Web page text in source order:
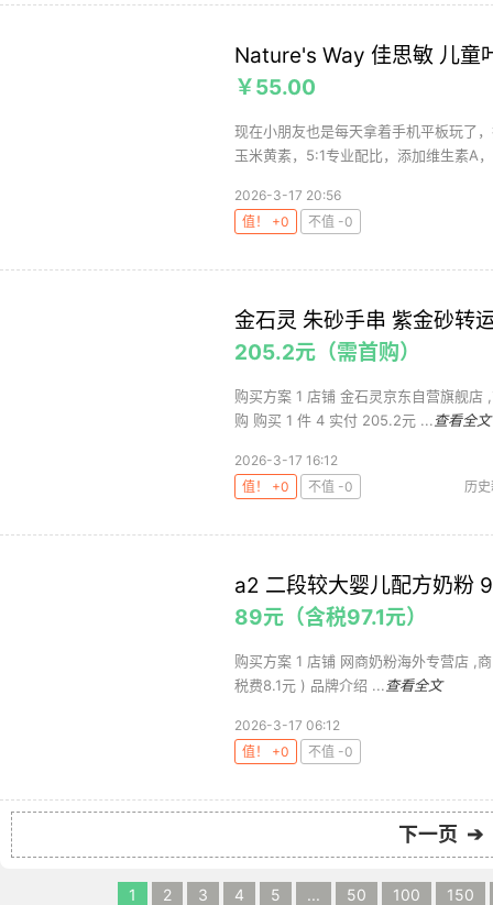
Nature's Way 佳思敏 儿童
￥55.00
现在小朋友也是每天拿着手机平板玩了
玉米黄素，5:1专业配比，添加维生素A
2026-3-17 20:56
值！ +0
不值 -0
金石灵 朱砂手串 紫金砂转
205.2元（需首购）
购买方案 1 店铺 金石灵京东自营旗舰
购 购买 1 件 4 实付 205.2元 ... 查看全文
2026-3-17 16:12
值！ +0
不值 -0 历
a2 二段较大婴儿配方奶粉
89元（含税97.1元）
购买方案 1 店铺 网商奶粉海外专营店 ,
税费8.1元 ) 品牌介绍 ... 查看全文
2026-3-17 06:12
值！ +0
不值 -0
下一页 ➔
1 2 3 4 5 ... 50 100 150